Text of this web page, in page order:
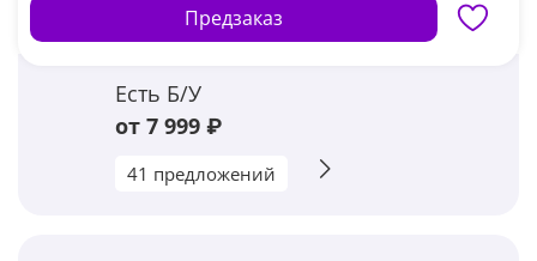
Предзаказ
Есть Б/У
от 7 999 ₽
41 предложений